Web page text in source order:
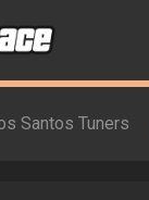
Santos Tuners